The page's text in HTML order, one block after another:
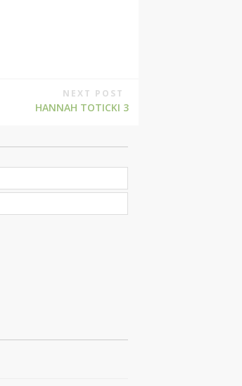
NEXT POST
HANNAH TOTICKI 3